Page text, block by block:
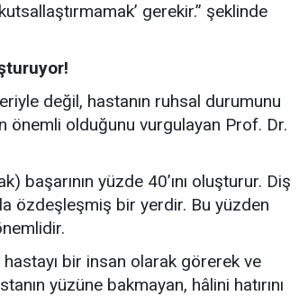
gerekir.” şeklinde
değil, hastanın ruhsal durumunu
önemli olduğunu vurgulayan Prof. Dr.
başarının yüzde 40’ını oluşturur. Diş
özdeşleşmiş bir yerdir. Bu yüzden
bir insan olarak görerek ve
yüzüne bakmayan, hâlini hatırını